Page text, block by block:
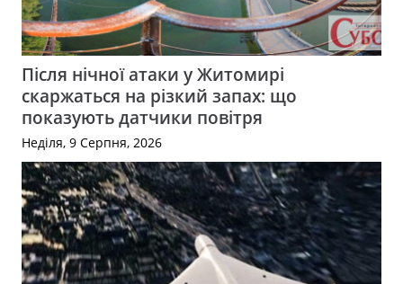
Після нічної атаки у Житомирі
скаржаться на різкий запах: що
показують датчики повітря
Неділя, 9 Серпня, 2026